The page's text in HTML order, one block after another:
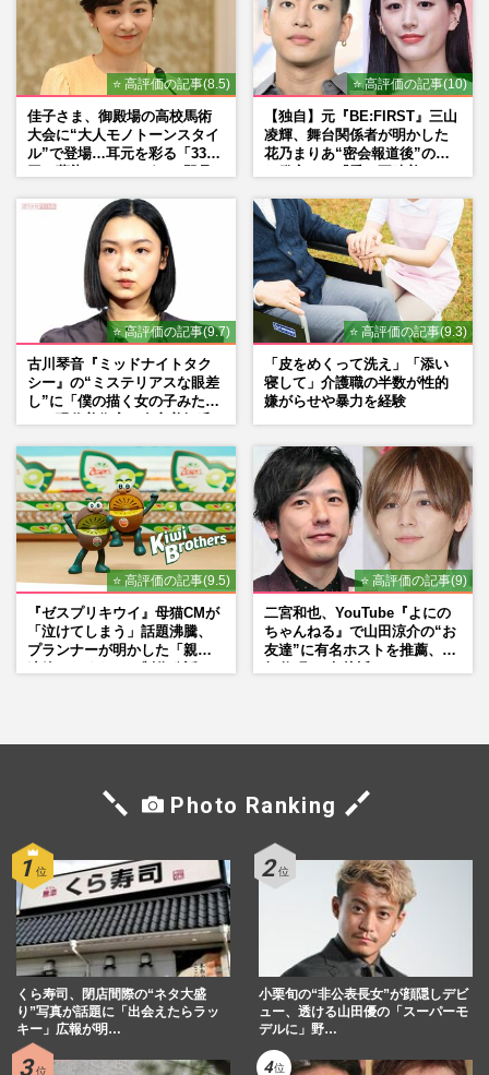
⭐ 高評価の記事(8.5)
佳子さま、御殿場の高校馬術
大会に“大人モノトーンスタイ
ル”で登場…耳元を彩る「3300
⭐ 高評価の記事(10)
【独自】元『BE:FIRST』三山
凌輝、舞台関係者が明かした
花乃まりあ“密会報道後”の呆
⭐ 高評価の記事(9.7)
古川琴音『ミッドナイトタク
シー』の“ミステリアスな眼差
し”に「僕の描く女の子みた
⭐ 高評価の記事(9.3)
「皮をめくって洗え」「添い
寝して」介護職の半数が性的
嫌がらせや暴力を経験
⭐ 高評価の記事(9.5)
『ゼスプリキウイ』母猫CMが
「泣けてしまう」話題沸騰、
プランナーが明かした「親に
⭐ 高評価の記事(9)
二宮和也、YouTube『よにの
ちゃんねる』で山田涼介の“お
友達”に有名ホストを推薦、歌
Photo Ranking
くら寿司、閉店間際の“ネタ大盛
り”写真が話題に「出会えたらラッ
キー」広報が明…
小栗旬の“非公表長女”が顔隠しデビ
ュー、透ける山田優の「スーパーモ
デルに」野…